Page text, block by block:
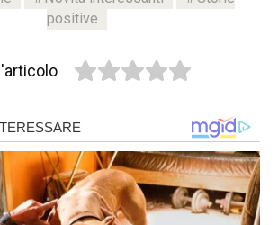
positive